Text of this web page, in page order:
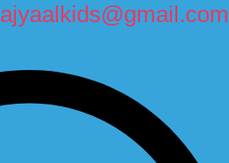
ajyaalkids@gmail.com